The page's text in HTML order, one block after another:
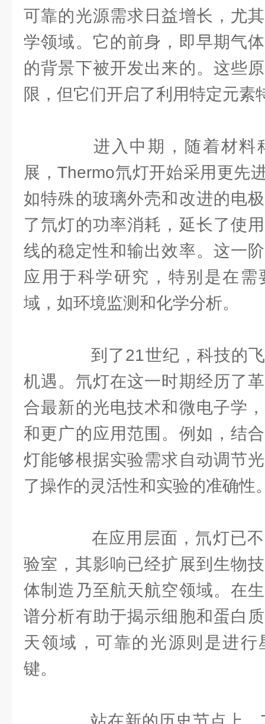
可靠的光源需求日益增长，尤
学领域。它的前身，即早期气
的背景下被开发出来的。这些
限，但它们开启了利用特定元素
进入中期，随着材料
展，Thermo氘灯开始采用更先
如特殊的玻璃外壳和改进的电
了氘灯的功率消耗，延长了使
线的稳定性和输出效率。这一
应用于科学研究，特别是在
域，如环境监测和化学分析。
到了21世纪，科技的飞
机遇。氘灯在这一时期经历了
合最新的光电技术和微电子学
和更广的应用范围。例如，结
灯能够根据实验需求自动调节
了操作的灵活性和实验的准确性
在应用层面，氘灯已不
验室，其影响已经扩展到生物
体制造乃至航天航空领域。在
谱分析有助于揭示细胞和蛋白
天领域，可靠的光源则是进
键。